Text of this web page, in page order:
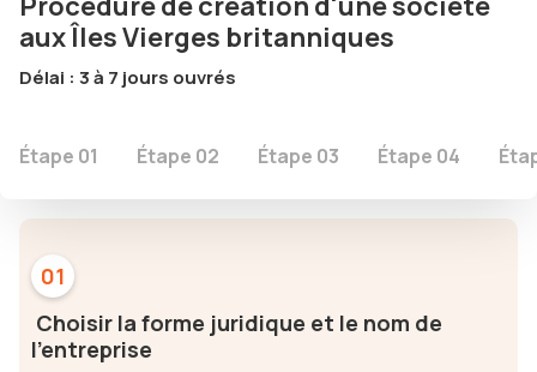
aux Îles Vierges britanniques
Délai : 3 à 7 jours ouvrés
Étape 01 Étape 02 Étape 03 Étape 04
01
Choisir la forme juridique et le nom de
l'entreprise